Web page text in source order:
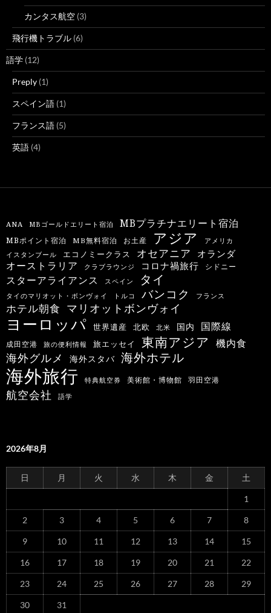
カンタス航空 (3)
飛行機トラブル (6)
語学 (12)
Preply (1)
スペイン語 (1)
フランス語 (5)
英語 (4)
ANA MBゴールドエリート宿泊 MBプラチナエリート宿泊
MBポイント宿泊 MB無料宿泊 お土産 アジア アメリカ
イスタンブール エコノミークラス オセアニア オランダ
オーストラリア クラブラウンジ コロナ禍旅行 シドニー
スターアライアンス スペイン タイ
タイのマリオット・ボンヴォイ トルコ バンコク フランス
ホテル朝食 マリオットボンヴォイ
ヨーロッパ 世界遺産 北欧 北米 国内 国際線
成田空港 旅の便利情報 旅エッセイ 東南アジア 機内食
海外グルメ 海外スタバ 海外ホテル
海外旅行 特典航空券 美術館・博物館 羽田空港
航空会社 語学
2026年8月
日 月 火 水 木 金 土
1
2 3 4 5 6 7 8
9 10 11 12 13 14 15
16 17 18 19 20 21 22
23 24 25 26 27 28 29
30 31